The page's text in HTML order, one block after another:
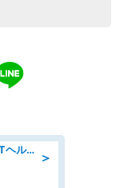
＞
ヘルプデスク/外資系保険業界でのITヘルプデスク業務/駅近/即日勤務可/ヘルプデスク